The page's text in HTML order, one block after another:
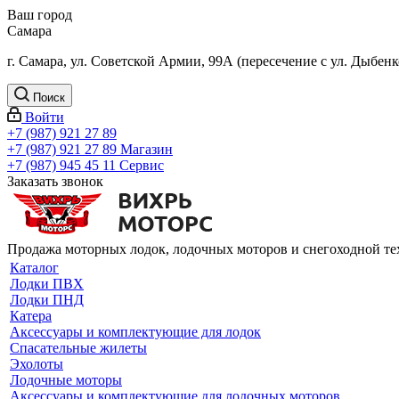
Ваш город
Самара
г. Самара, ул. Советской Армии, 99А (пересечение с ул.
Поиск
Войти
+7 (987) 921 27 89
+7 (987) 921 27 89 Магазин
+7 (987) 945 45 11 Сервис
Заказать звонок
Продажа моторных лодок, лодочных моторов и снегоходной
Каталог
Лодки ПВХ
Лодки ПНД
Катера
Аксессуары и комплектующие для лодок
Спасательные жилеты
Эхолоты
Лодочные моторы
Аксессуары и комплектующие для лодочных моторов